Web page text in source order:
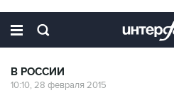
В РОССИИ
10:10, 28 февраля 2015